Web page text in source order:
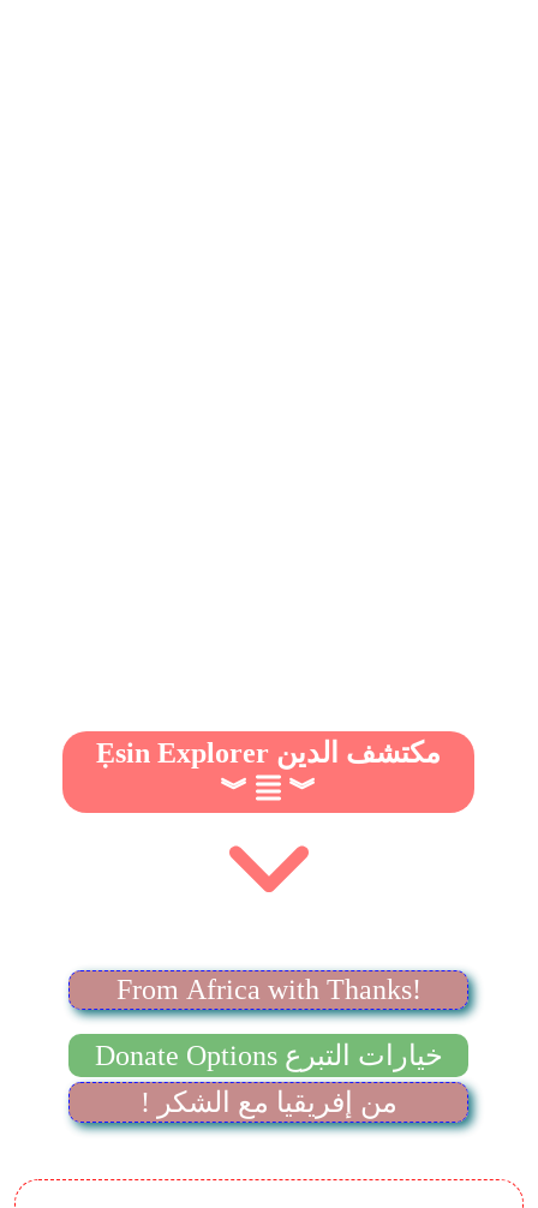
Ẹsin Explorer مكتشف الدين
︾
︾
From Africa with Thanks!
Donate Options خيارات التبرع
! من إفريقيا مع الشكر